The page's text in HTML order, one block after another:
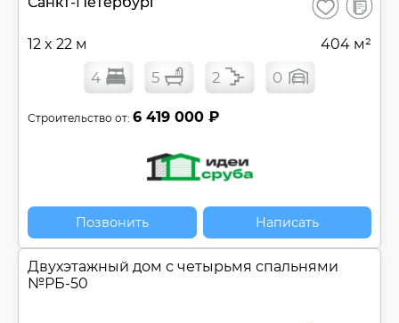
Сохранить
12 x 22 м 404 м²
4 5 2 0
Строительство от: 6 419 000 ₽
Позвонить Написать
Двухэтажный дом с четырьмя спальнями
№РБ-50